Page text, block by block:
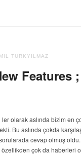
TURKYILMAZ
Features
olarak aslında bizim en
Bu aslında çokda
cevap olmuş
çok da haberleri